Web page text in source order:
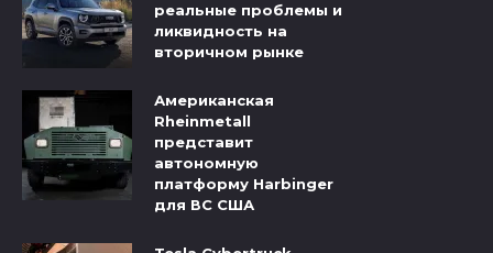
реальные проблемы и
ликвидность на
вторичном рынке
Американская
Rheinmetall
представит
автономную
платформу Harbinger
для ВС США